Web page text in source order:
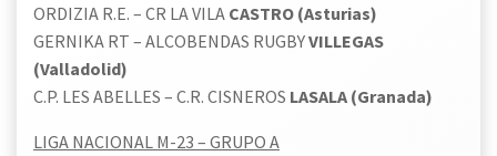
ORDIZIA R.E. – CR LA VILA CASTRO (Asturias)
GERNIKA RT – ALCOBENDAS RUGBYVILLEGAS
(Valladolid)
C.P. LES ABELLES – C.R. CISNEROS LASALA (Granada)
LIGA NACIONAL M-23 – GRUPO A